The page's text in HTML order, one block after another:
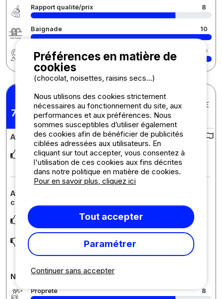
Rapport qualité/prix 8
Baignade 10
Région 10
7,86 /10
Philippe H.
Posté le 01/07/2026
Séjour : 25/06/2026 -
28/06/2026
Avis sur le camping :
Très bon accueil , emplacement pratique pour nous sur la
route de Tarbes
Avis sur l'hébergement : Chalet Malin Pont Espagne 2
chambres
facile d'accès
Problème avec le lavabo de la salle de bain qui aurait besoin
d'être débouché écoulement très lent.
Notes détaillées du camping
Propreté 8
Continuer sans accepter
Préférences en matière de
cookies
(chocolat, noisettes, raisins secs...)
Nous utilisons des cookies strictement
nécessaires au fonctionnement du site, aux
performances et aux préférences. Nous
sommes susceptibles d’utiliser également
des cookies afin de bénéficier de publicités
ciblées adressées aux utilisateurs. En
cliquant sur tout accepter, vous consentez à
l'utilisation de ces cookies aux fins décrites
dans notre politique en matière de cookies.
Pour en savoir plus, cliquez ici
Tout accepter
Paramétrer